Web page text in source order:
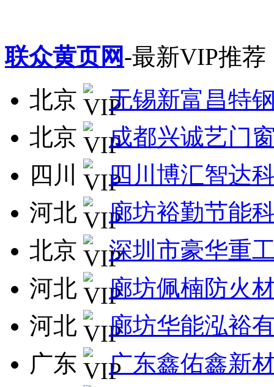
联众黄页网-最新VIP推荐
北京
无锡新富昌特
北京
成都兴诚艺门
四川
四川博汇智达
河北
廊坊裕勤节能
北京
深圳市豪华重
河北
廊坊佩楠防火
河北
廊坊华能泓裕
广东
广东鑫佑鑫新